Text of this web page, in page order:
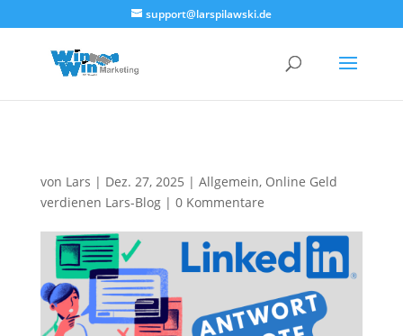
support@larspilawski.de
von Lars | Dez. 27, 2025 | Allgemein, Online Geld
verdienen Lars-Blog| 0 Kommentare